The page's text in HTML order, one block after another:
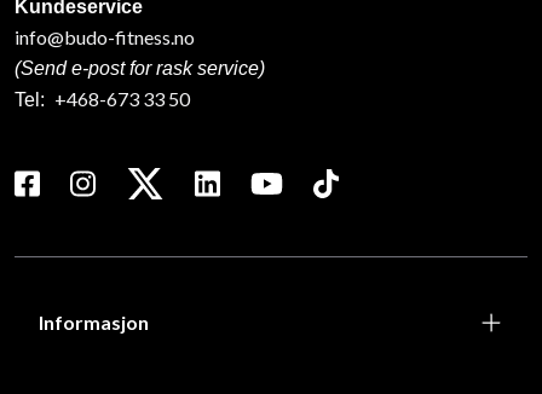
Kundeservice
info@budo-fitness.no
(Send e-post for rask service)
Tel: +468-673 33 50
Informasjon